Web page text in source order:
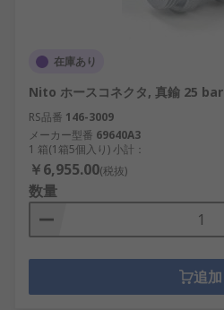
在庫あり
Nito ホースコネクタ, 真鍮 25 bar
RS品番 146-3009
メーカー型番 69640A3
1 箱(1箱5個入り) 小計：
￥6,955.00(税抜)
数量
追加